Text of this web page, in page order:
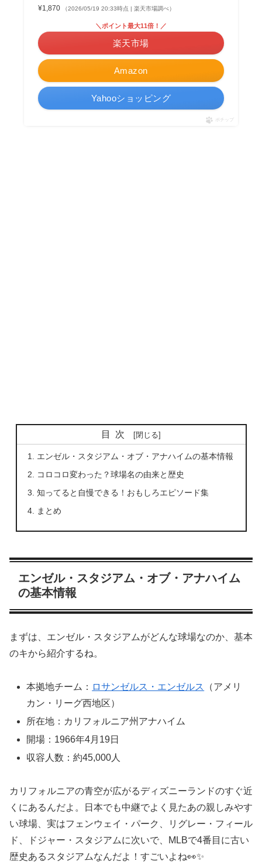
¥1,870
（2026/05/19 20:33時点 | 楽天市場調べ）
Amazon
＼ポイント最大11倍！／
楽天市場
Yahooショッピング
ポチップ
目次
エンゼル・スタジアム・オブ・アナハイムの基本情報
コロコロ変わった？球場名の由来と歴史
知ってると自慢できる！おもしろエピソード集
まとめ
エンゼル・スタジアム・オブ・アナハイム
の基本情報
まずは、エンゼル・スタジアムがどんな球場なのか、基本
のキから紹介するね。
本拠地チーム： ロサンゼルス・エンゼルス
（アメリ
カン・リーグ西地区）
所在地：カリフォルニア州アナハイム
開場：1966年4月19日
収容人数：約45,000人
カリフォルニアの青空が広がるディズニーランドのすぐ近
くにあるんだよ。日本でも中継でよく見たあの親しみやす
い球場、実はフェンウェイ・パーク、リグレー・フィール
ド、ドジャー・スタジアムに次いで、MLBで4番目に古い
歴史あるスタジアムなんだよ！すごいよね👀✨